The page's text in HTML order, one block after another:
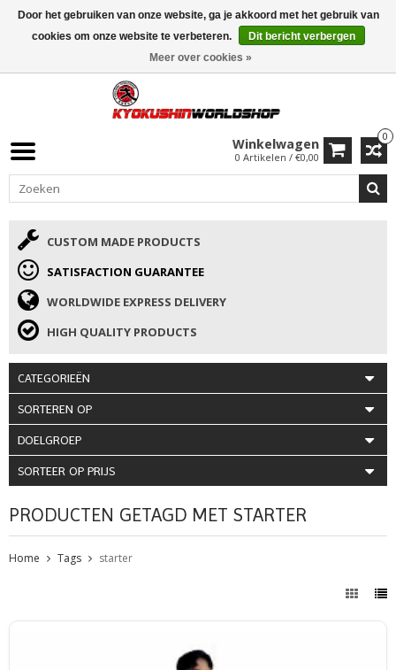
ISAMU SUMMER DEALS• 10% Korting + cadeau vanaf €169 →
0
Winkelwagen
0 Artikelen / €0,00
CUSTOM MADE PRODUCTS
SATISFACTION GUARANTEE
WORLDWIDE EXPRESS DELIVERY
HIGH QUALITY PRODUCTS
CATEGORIEËN
SORTEREN OP
DOELGROEP
SORTEER OP PRIJS
PRODUCTEN GETAGD MET STARTER
Home Tags starter
Door het gebruiken van onze website, ga je akkoord met het gebruik van
cookies om onze website te verbeteren.
Dit bericht verbergen
Meer over cookies »